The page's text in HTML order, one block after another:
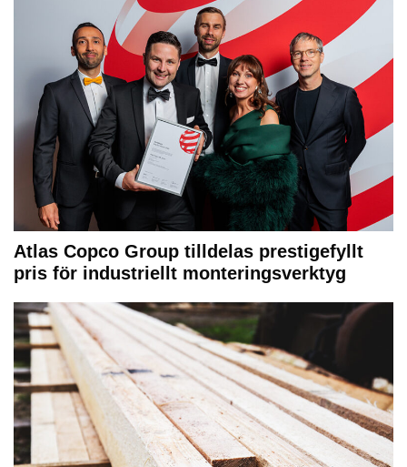
Atlas Copco Group tilldelas prestigefyllt
pris för industriellt monteringsverktyg